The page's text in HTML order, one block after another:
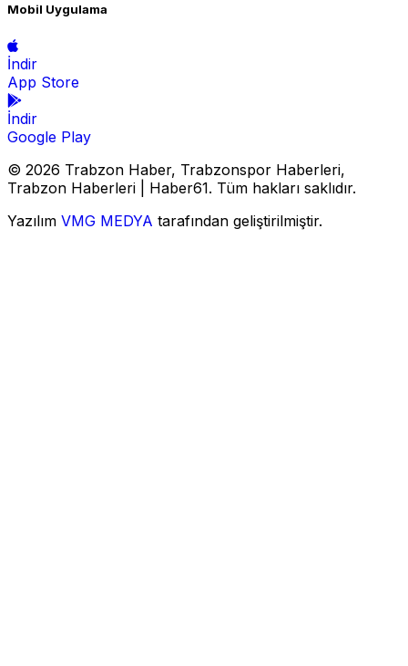
Mobil Uygulama
İndir
App Store
İndir
Google Play
© 2026 Trabzon Haber, Trabzonspor Haberleri,
Trabzon Haberleri | Haber61. Tüm hakları saklıdır.
Yazılım VMG MEDYA tarafından geliştirilmiştir.